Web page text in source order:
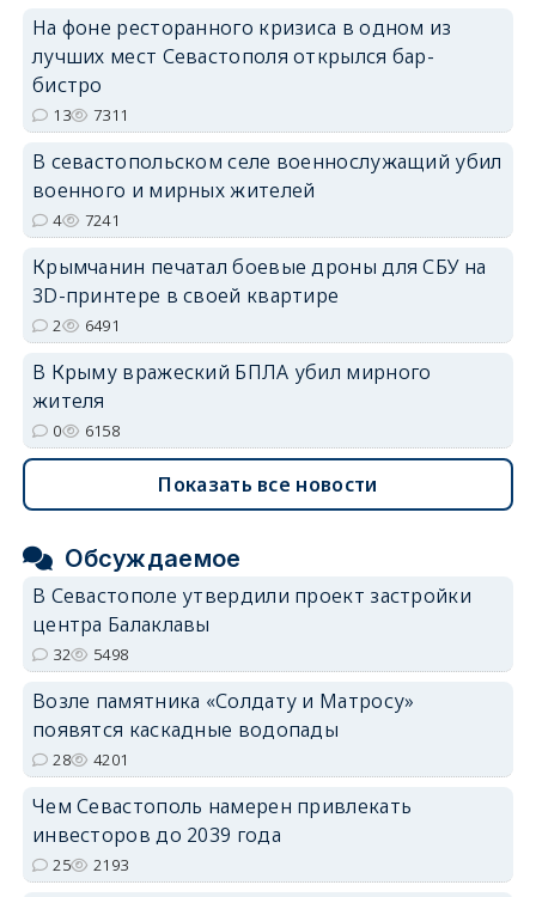
erid: 2SDnjdvhGXG
На фоне ресторанного кризиса в одном из
лучших мест Севастополя открылся бар-
бистро
13 7311
В севастопольском селе военнослужащий убил
военного и мирных жителей
4 7241
Крымчанин печатал боевые дроны для СБУ на
3D-принтере в своей квартире
2 6491
В Крыму вражеский БПЛА убил мирного
жителя
0 6158
Показать все новости
Обсуждаемое
В Севастополе утвердили проект застройки
центра Балаклавы
32 5498
Возле памятника «Солдату и Матросу»
появятся каскадные водопады
28 4201
Чем Севастополь намерен привлекать
инвесторов до 2039 года
25 2193